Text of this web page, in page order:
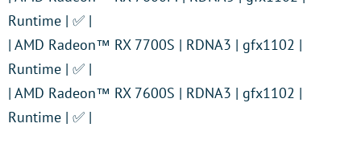
Runtime | ✅ |
| AMD Radeon™ RX 7700S | RDNA3 | gfx1102 |
Runtime | ✅ |
| AMD Radeon™ RX 7600S | RDNA3 | gfx1102 |
Runtime | ✅ |